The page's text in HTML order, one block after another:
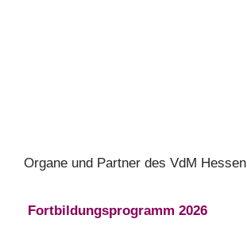
Organe und Partner des VdM Hessen
Fortbildungsprogramm 2026